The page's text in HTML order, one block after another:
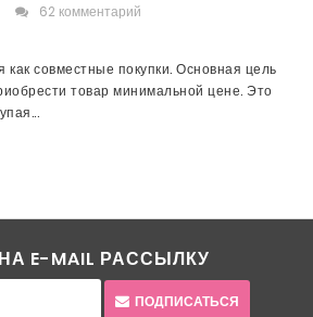
62 комментарий
совместные покупки. Основная цель
товар минимальной цене. Это
E-MAIL РАССЫЛКУ
ПОДПИСАТЬСЯ